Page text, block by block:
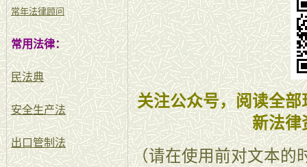
常年法律顾问
常用法律：
民法典
安全生产法
出口管制法
关注公众号，阅读全
新法律
（请在使用前对文本的